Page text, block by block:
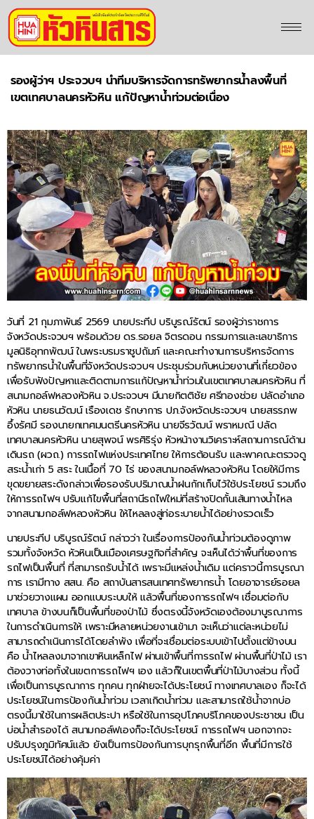
รองผู้ว่าฯ ประจวบฯ นำทีมบริหารจัดการทรัพยากรน้ำลงพื้นที่
เขตเทศบาลนครหัวหิน แก้ปัญหาน้ำท่วมต่อเนื่อง
วันที่ 21 กุมภาพันธ์ 2569 นายประทีป บริบูรณ์รัตน์ รองผู้ว่าราชการ
จังหวัดประจวบฯ พร้อมด้วย ดร.รอยล จิตรดอน กรรมการและเลขาธิการ
มูลนิธิอุทกพัฒน์ ในพระบรมราชูปถัมภ์ และคณะทำงานการบริหารจัดการ
ทรัพยากรน้ำในพื้นที่จังหวัดประจวบฯ ประชุมร่วมกับหน่วยงานที่เกี่ยวข้อง
เพื่อรับฟังปัญหาและติดตามการแก้ปัญหาน้ำท่วมในเขตเทศบาลนครหัวหิน ที่
สนามกอล์ฟหลวงหัวหิน จ.ประจวบฯ มีนายกิตติชัย ศรีทองช่วย ปลัดอำเภอ
หัวหิน นายธนวัฒน์ เรืองเดช รักษาการ ปภ.จังหวัดประจวบฯ นายสรรภพ
อึ้งรัศมี รองนายกเทศมนตรีนครหัวหิน นายจีรวัฒน์ พราหมณี ปลัด
เทศบาลนครหัวหิน นายสุพจน์ พรศิริรุ่ง หัวหน้างานวิเคราะห์สถานการณ์ด้าน
เดินรถ (ผวถ.) การรถไฟแห่งประเทศไทย ให้การต้อนรับ และพาคณะตรวจดู
สระน้ำเก่า 5 สระ ในเนื้อที่ 70 ไร่ ของสนามกอล์ฟหลวงหัวหิน โดยให้มีการ
ขุดขยายสระดังกล่าวเพื่อรองรับปริมาณน้ำฝนกักเก็บไว้ใช้ประโยชน์ รวมถึง
ให้การรถไฟฯ ปรับแก้ไขพื้นที่สถานีรถไฟใหม่ที่สร้างปิดกั้นเส้นทางน้ำไหล
จากสนามกอล์ฟหลวงหัวหิน ให้ไหลลงสู่ท่อระบายน้ำได้อย่างรวดเร็ว
นายประทีป บริบูรณ์รัตน์ กล่าวว่า ในเรื่องการป้องกันน้ำท่วมต้องดูภาพ
รวมทั้งจังหวัด หัวหินเป็นเมืองเศรษฐกิจที่สำคัญ จะเห็นได้ว่าพื้นที่ของการ
รถไฟเป็นพื้นที่ ที่สามารถรับน้ำได้ เพราะมีแหล่งน้ำเดิม แต่คราวนี้การบูรณา
การ เรามีทาง สสน. คือ สถาบันสารสนเทศทรัพยากรน้ำ โดยอาจารย์รอยล
มาช่วยวางแผน ออกแบบระบบให้ แล้วพื้นที่ของการรถไฟฯ เชื่อมต่อกับ
เทศบาล ข้างบนก็เป็นพื้นที่ของป่าไม้ ซึ่งตรงนี้จังหวัดเองต้องมาบูรณาการ
ในการดำเนินการให้ เพราะมีหลายหน่วยงานเข้ามา จะเห็นว่าแต่ละหน่วยไม่
สามารถดำเนินการได้โดยลำพัง เพื่อที่จะเชื่อมต่อระบบเข้าไปตั้งแต่ข้างบน
คือ น้ำไหลลงมาจากเขาหินเหล็กไฟ ผ่านเข้าพื้นที่การรถไฟ ผ่านพื้นที่ป่าไม้ เรา
ต้องวางท่อทั้งในเขตการรถไฟฯ เอง แล้วก็ในเขตพื้นที่ป่าไม้บางส่วน ทั้งนี้
เพื่อเป็นการบูรณาการ ทุกคน ทุกฝ่ายจะได้ประโยชน์ ทางเทศบาลเอง ก็จะได้
ประโยชน์ในการป้องกันน้ำท่วม เวลาเกิดน้ำท่วม และสามารถใช้น้ำจากบ่อ
ตรงนี้มาใช้ในการผลิตประปา หรือใช้ในการอุปโภคบริโภคของประชาชน เป็น
บ่อน้ำสำรองได้ สนามกอล์ฟเองก็จะได้ประโยชน์ การรถไฟฯ นอกจากจะ
ปรับปรุงภูมิทัศน์แล้ว ยังเป็นการป้องกันการบุกรุกพื้นที่อีก พื้นที่มีการใช้
ประโยชน์ได้อย่างคุ้มค่า